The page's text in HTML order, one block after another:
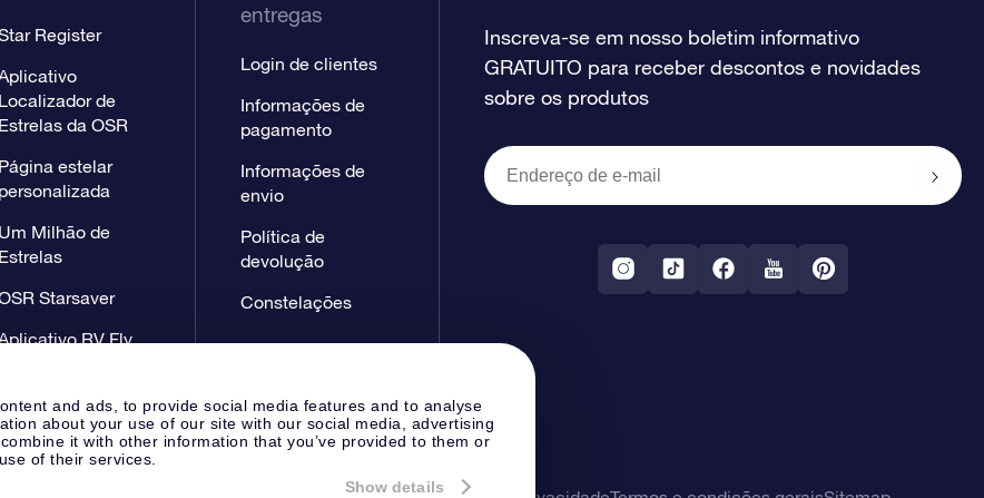
and ads, to provide social media features and to analyse
about your use of our site with our social media, advertising
it with other information that you’ve provided to them or
of their services.
Show details
Register
Localizador de
Estrelas da OSR
Página estelar
personalizada
Um Milhão de
Estrelas
Starsaver
RV Fly
entregas
Login de clientes
Informações de
pagamento
Informações de
envio
Política de
devolução
Constelações
Inscreva-se em nosso boletim informativo
GRATUITO para receber descontos e novidades
sobre os produtos